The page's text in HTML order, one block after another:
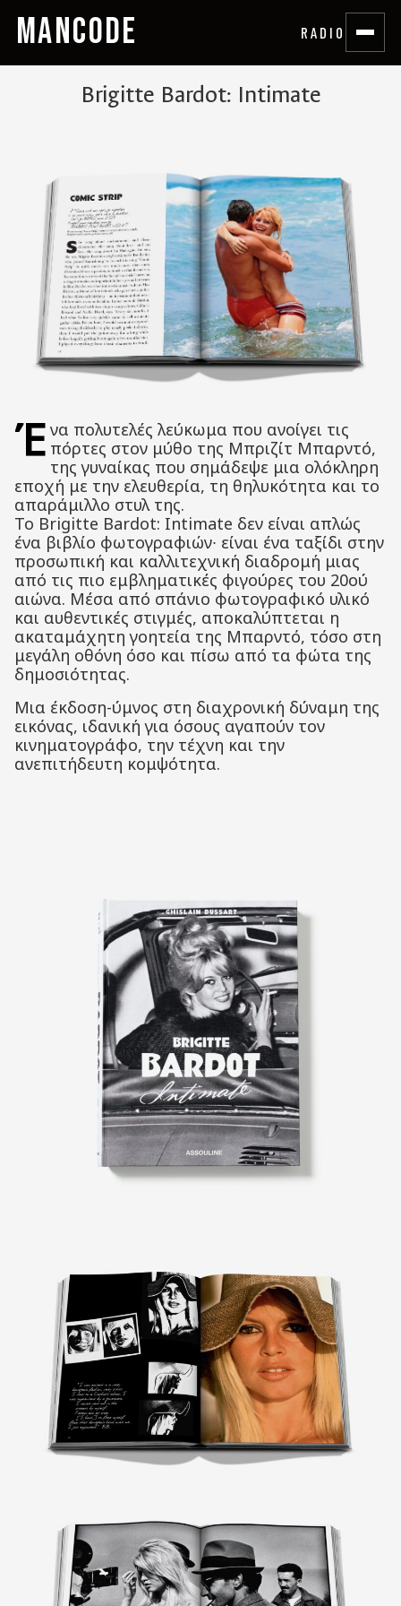
MANCODE RADIO
Brigitte Bardot: Intimate
Έ να πολυτελές λεύκωμα που ανοίγει τις
πόρτες στον μύθο της Μπριζίτ Μπαρντό,
της γυναίκας που σημάδεψε μια ολόκληρη
εποχή με την ελευθερία, τη θηλυκότητα και το
απαράμιλλο στυλ της.
Το Brigitte Bardot: Intimate δεν είναι απλώς
ένα βιβλίο φωτογραφιών∙ είναι ένα ταξίδι στην
προσωπική και καλλιτεχνική διαδρομή μιας
από τις πιο εμβληματικές φιγούρες του 20ού
αιώνα. Μέσα από σπάνιο φωτογραφικό υλικό
και αυθεντικές στιγμές, αποκαλύπτεται η
ακαταμάχητη γοητεία της Μπαρντό, τόσο στη
μεγάλη οθόνη όσο και πίσω από τα φώτα της
δημοσιότητας.
Μια έκδοση-ύμνος στη διαχρονική δύναμη της
εικόνας, ιδανική για όσους αγαπούν τον
κινηματογράφο, την τέχνη και την
ανεπιτήδευτη κομψότητα.